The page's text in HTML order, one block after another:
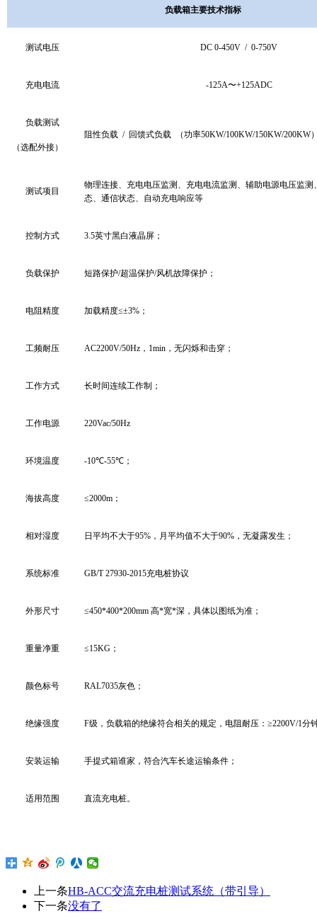
负载箱主要技术指标
测试电压 DC 0-450V / 0-750V
充电电流 -125A〜+125ADC
负载测试
（选配外接）
阻性负载 / 回馈式负载 （功率50KW/100KW/150KW/200KW
测试项目
物理连接、充电电压监测、充电电流监测、辅助电源电压监测
态、通信状态、自动充电响应等
控制方式 3.5英寸黑白液晶屏；
负载保护 短路保护/超温保护/风机故障保护；
电阻精度 加载精度≤±3%；
工频耐压 AC2200V/50Hz，1min，无闪烁和击穿；
工作方式 长时间连续工作制；
工作电源 220Vac/50Hz
环境温度 -10℃-55℃；
海拔高度 ≤2000m；
相对湿度 日平均不大于95%，月平均值不大于90%，无凝露发生；
系统标准 GB/T 27930-2015充电桩协议
外形尺寸 ≤450*400*200mm 高*宽*深，具体以图纸为准；
重量净重 ≤15KG；
颜色标号 RAL7035灰色；
绝缘强度 F级，负载箱的绝缘符合相关的规定，电阻耐压：≥2200V/1分
安装运输 手提式箱谁家，符合汽车长途运输条件；
适用范围 直流充电桩。
上一条HB-ACC交流充电桩测试系统（带引导）
下一条没有了